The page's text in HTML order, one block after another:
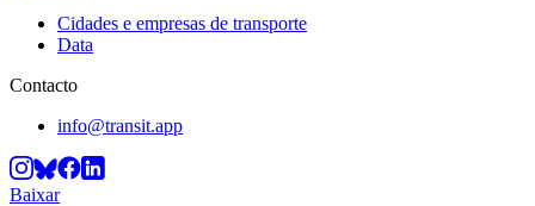
Cidades e empresas de transporte
Data
Contacto
info@transit.app
Baixar